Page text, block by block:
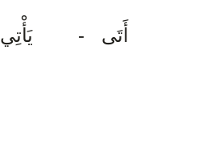
أَتَى - يَأْتِي